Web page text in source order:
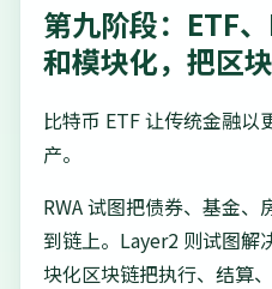
第九阶段：ETF
和模块化，把区
比特币 ETF 让传统金融以
产。
RWA 试图把债券、基金
到链上。Layer2 则试图解
块化区块链把执行、结算